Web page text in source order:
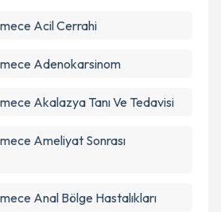
Acil Cerrahi
Adenokarsinom
Akalazya Tanı Ve Tedavisi
Ameliyat Sonrası
Anal Bölge Hastalıkları